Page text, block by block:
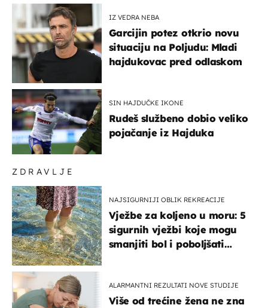
ZDRAVLJE
NAJSIGURNIJI OBLIK REKREACIJE
Vježbe za koljeno u moru: 5
sigurnih vježbi koje mogu
smanjiti bol i poboljšati
ALARMANTNI REZULTATI NOVE STUDIJE
Više od trećine žena ne zna
IZ VEDRA NEBA
Garcijin potez otkrio novu
situaciju na Poljudu: Mladi
hajdukovac pred odlaskom
SIN HAJDUČKE IKONE
Rudeš službeno dobio veliko
pojačanje iz Hajduka